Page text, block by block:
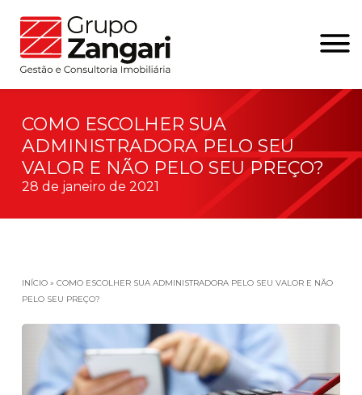
COMO ESCOLHER SUA
ADMINISTRADORA PELO SEU
VALOR E NÃO PELO SEU PREÇO?
28 de janeiro de 2021
INÍCIO» COMO ESCOLHER SUA ADMINISTRADORA PELO SEU VALOR E NÃO
PELO SEU PREÇO?